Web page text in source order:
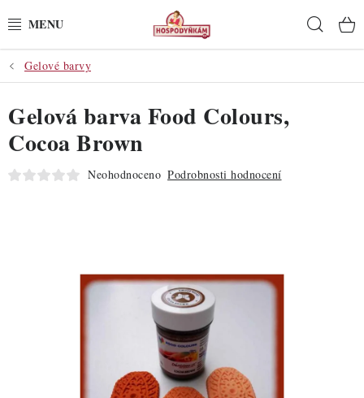
na
POTŘEBY
POMŮCKY
SUROVINY
DO KUCHYNĚ
Gelové barvy
Gelová barva Food Colours,
Cocoa Brown
Neohodnoceno Podrobnosti hodnocení